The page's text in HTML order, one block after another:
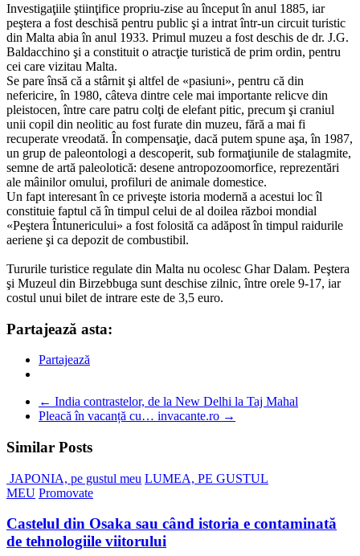
Investigaţiile ştiinţifice propriu-zise au început în anul 1885, iar
peştera a fost deschisă pentru public şi a intrat într-un circuit turistic
din Malta abia în anul 1933. Primul muzeu a fost deschis de dr. J.G.
Baldacchino şi a constituit o atracţie turistică de prim ordin, pentru
cei care vizitau Malta.
Se pare însă că a stârnit şi altfel de «pasiuni», pentru că din
nefericire, în 1980, câteva dintre cele mai importante relicve din
pleistocen, între care patru colţi de elefant pitic, precum şi craniul
unii copil din neolitic au fost furate din muzeu, fără a mai fi
recuperate vreodată. În compensaţie, dacă putem spune aşa, în 1987,
un grup de paleontologi a descoperit, sub formaţiunile de stalagmite,
semne de artă paleolotică: desene antropozoomorfice, reprezentări
ale mâinilor omului, profiluri de animale domestice.
Un fapt interesant în ce priveşte istoria modernă a acestui loc îl
constituie faptul că în timpul celui de al doilea război mondial
«Peştera Întunericului» a fost folosită ca adăpost în timpul raidurile
aeriene şi ca depozit de combustibil.
Tururile turistice regulate din Malta nu ocolesc Ghar Dalam. Peştera
şi Muzeul din Birzebbuga sunt deschise zilnic, între orele 9-17, iar
costul unui bilet de intrare este de 3,5 euro.
Partajează asta:
Partajează
← India contrastelor, de la New Delhi la Taj Mahal
Pleacă în vacanță cu… invacante.ro →
Similar Posts
JAPONIA, pe gustul meu LUMEA, PE GUSTUL
MEU Promovate
Castelul din Osaka sau când istoria e contaminată
de tehnologiile viitorului